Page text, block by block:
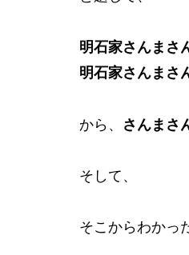
明石家さんまさ
明石家さんまさ
から、 さんまさ
そして、
そこからわかっ